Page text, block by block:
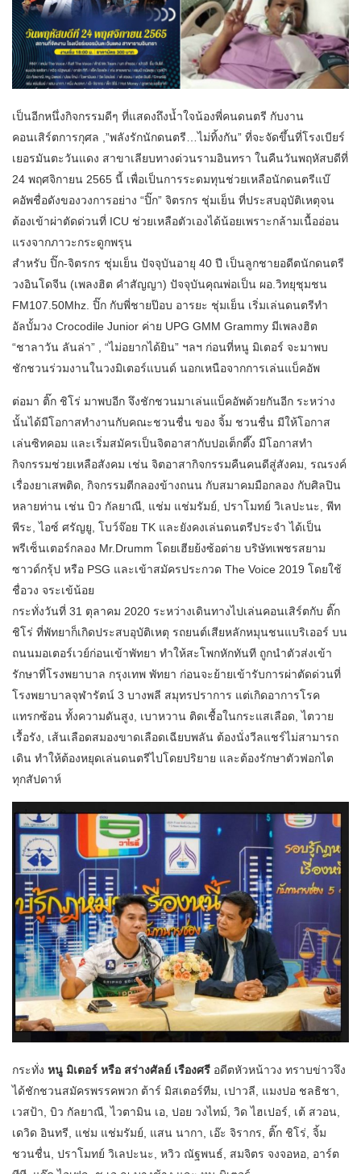
เป็นอีกหนึ่งกิจกรรมดีๆ ที่แสดงถึงน้ำใจน้องพี่คนดนตรี กับงาน
คอนเสิร์ตการกุศล ,”พลังรักนักดนตรี…ไม่ทิ้งกัน” ที่จะจัดขึ้นที่โรงเบียร์
เยอรมันตะวันแดง สาขาเลียบทางด่วนรามอินทรา ในคืนวันพฤหัสบดีที่
24 พฤศจิกายน 2565 นี้ เพื่อเป็นการระดมทุนช่วยเหลือนักดนตรีแบ๊
คอัพชื่อดังของวงการอย่าง “ปิ๊ก” จิตรกร ชุ่มเย็น ที่ประสบอุบัติเหตุจน
ต้องเข้าผ่าตัดด่วนที่ ICU ช่วยเหลือตัวเองได้น้อยเพราะกล้ามเนื้ออ่อน
แรงจากภาวะกระดูกพรุน
สำหรับ ปิ๊ก-จิตรกร ชุ่มเย็น ปัจจุบันอายุ 40 ปี เป็นลูกชายอดีตนักดนตรี
วงอินโดจีน (เพลงฮิต คำสัญญา) ปัจจุบันคุณพ่อเป็น ผอ.วิทยุชุมชน
FM107.50Mhz. ปิ๊ก กับพี่ชายป๊อบ อารยะ ชุ่มเย็น เริ่มเล่นดนตรีทำ
อัลบั้มวง Crocodile Junior ค่าย UPG GMM Grammy มีเพลงฮิต
“ชาลาวัน ลันล่า” , “ไม่อยากได้ยิน” ฯลฯ ก่อนที่หนู มิเตอร์ จะมาพบ
ชักชวนร่วมงานในวงมิเตอร์แบนด์ นอกเหนือจากการเล่นแบ็คอัพ
ต่อมา ติ๊ก ชิโร่ มาพบอีก จึงชักชวนมาเล่นแบ็คอัพด้วยกันอีก ระหว่าง
นั้นได้มีโอกาสทำงานกับคณะชวนชื่น ของ จิ้ม ชวนชื่น มีให้โอกาส
เล่นซิทคอม และเริ่มสมัครเป็นจิตอาสากับปอเต็กตึ๊ง มีโอกาสทำ
กิจกรรมช่วยเหลือสังคม เช่น จิตอาสากิจกรรมคืนคนดีสู่สังคม, รณรงค์
เรื่องยาเสพติด, กิจกรรมตีกลองข้างถนน กับสมาคมมือกลอง กับศิลปิน
หลายท่าน เช่น บิว กัลยาณี, แช่ม แช่มรัมย์, ปราโมทย์ วิเลปะนะ, พีท
พีระ, ไอซ์ ศรัญยู, โบว์จ๊อย TK และยังคงเล่นดนตรีประจำ ได้เป็น
พรีเซ็นเตอร์กลอง Mr.Drumm โดยเฮียย้งซ้อต่าย บริษัทเพชรสยาม
ซาวด์กรุ้ป หรือ PSG และเข้าสมัครประกวด The Voice 2019 โดยใช้
ชื่อวง จระเข้น้อย
กระทั่งวันที่ 31 ตุลาคม 2020 ระหว่างเดินทางไปเล่นคอนเสิร์ตกับ ติ๊ก
ชิโร่ ที่พัทยาก็เกิดประสบอุบัติเหตุ รถยนต์เสียหลักหมุนชนแบริเออร์ บน
ถนนมอเตอร์เวย์ก่อนเข้าพัทยา ทำให้สะโพกหักทันที ถูกนำตัวส่งเข้า
รักษาที่โรงพยาบาล กรุงเทพ พัทยา ก่อนจะย้ายเข้ารับการผ่าตัดด่วนที่
โรงพยาบาลจุฬารัตน์ 3 บางพลี สมุทรปราการ แต่เกิดอาการโรค
แทรกซ้อน ทั้งความดันสูง, เบาหวาน ติดเชื้อในกระแสเลือด, ไตวาย
เรื้อรัง, เส้นเลือดสมองขาดเลือดเฉียบพลัน ต้องนั่งวีลแชร์ไม่สามารถ
เดิน ทำให้ต้องหยุดเล่นดนตรีไปโดยปริยาย และต้องรักษาตัวฟอกไต
ทุกสัปดาห์
กระทั่ง หนู มิเตอร์ หรือ สร่างศัลย์ เรืองศรี อดีตหัวหน้าวง ทราบข่าวจึง
ได้ชักชวนสมัครพรรคพวก ต้าร์ มิสเตอร์ทีม, เปาวลี, แมงปอ ชลธิชา,
เวสป้า, บิว กัลยาณี, ไวตามิน เอ, ปอย วงไทม์, วิด ไฮเปอร์, เต้ สวอน,
เดวิด อินทรี, แช่ม แช่มรัมย์, แสน นากา, เอ๊ะ จิรากร, ติ๊ก ชิโร่, จิ้ม
ชวนชื่น, ปราโมทย์ วิเลปะนะ, หวิว ณัฐพนธ์, สมจิตร จงจอหอ, อาร์ต